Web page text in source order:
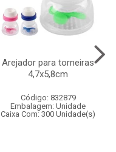
Arejador para torneiras
4,7x5,8cm
Código: 832879
Embalagem: Unidade
Caixa Com: 300 Unidade(s)